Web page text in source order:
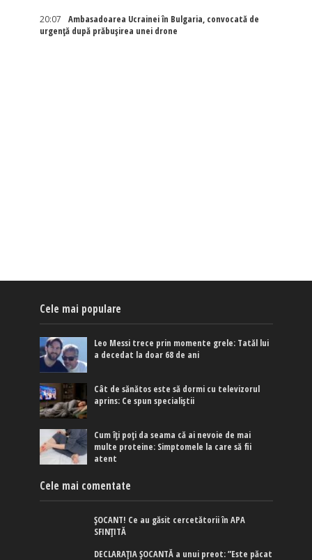
20:07
Ambasadoarea Ucrainei în Bulgaria, convocată de
urgență după prăbușirea unei drone
Cele mai populare
Leo Messi trece prin momente grele: Tatăl lui
a decedat la doar 68 de ani
Cât de sănătos este să dormi cu televizorul
aprins: Ce spun specialiștii
Cum îți poți da seama că ai nevoie de mai
multe proteine: Simptomele la care să fii
atent
Cele mai comentate
ȘOCANT! Ce au găsit cercetătorii în APA
SFINȚITĂ
DECLARAȚIA ȘOCANTĂ a unui preot: ”Este păcat